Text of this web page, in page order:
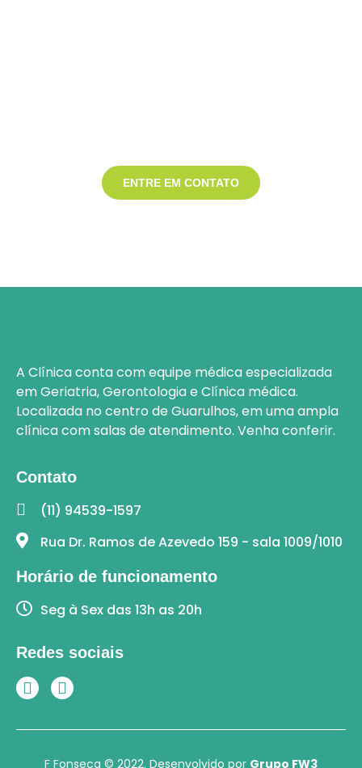
ENTRE EM CONTATO
A Clínica conta com equipe médica especializada
emGeriatria, Gerontologia e Clínica médica.
Localizada no centro de Guarulhos, em uma ampla
clínica com salas de atendimento. Venha conferir.
Contato
(11) 94539-1597
Rua Dr. Ramos de Azevedo 159 - sala 1009/1010
Horário de funcionamento
Seg à Sex das 13h as 20h
Redes sociais
F Fonseca © 2022. Desenvolvido por Grupo FW3